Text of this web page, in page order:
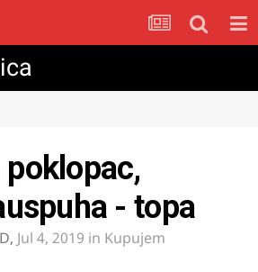
- topa
, Jul 4, 2019 in Kupujem